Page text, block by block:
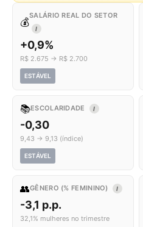
💰
SALÁRIO REAL DO SETOR
I
+0,9%
R$ 2.675 → R$ 2.700
ESTÁVEL
📚ESCOLARIDADE I
-0,30
9,43 → 9,13 (índice)
ESTÁVEL
👥GÊNERO (% FEMININO) I
-3,1 p.p.
32,1% mulheres no trimestre